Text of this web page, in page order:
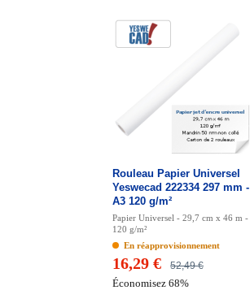
Rouleau Papier Universel
Yeswecad 222334 297 mm -
A3 120 g/m²
Papier Universel - 29,7 cm x 46 m -
120 g/m²
En réapprovisionnement
52,49 €
16,29 €
Économisez 68%